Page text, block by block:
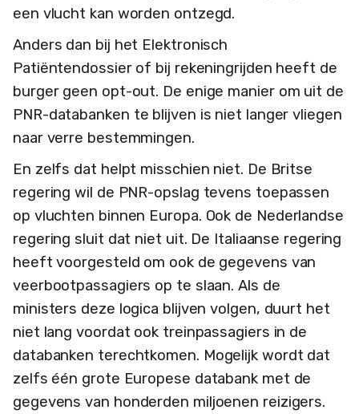
een vlucht kan worden ontzegd.
Anders dan bij het Elektronisch
Patiëntendossier of bij rekeningrijden heeft de
burger geen opt-out. De enige manier om uit de
PNR-databanken te blijven is niet langer vliegen
naar verre bestemmingen.
En zelfs dat helpt misschien niet. De Britse
regering wil de PNR-opslag tevens toepassen
op vluchten binnen Europa. Ook de Nederlandse
regering sluit dat niet uit. De Italiaanse regering
heeft voorgesteld om ook de gegevens van
veerbootpassagiers op te slaan. Als de
ministers deze logica blijven volgen, duurt het
niet lang voordat ook treinpassagiers in de
databanken terechtkomen. Mogelijk wordt dat
zelfs één grote Europese databank met de
gegevens van honderden miljoenen reizigers.